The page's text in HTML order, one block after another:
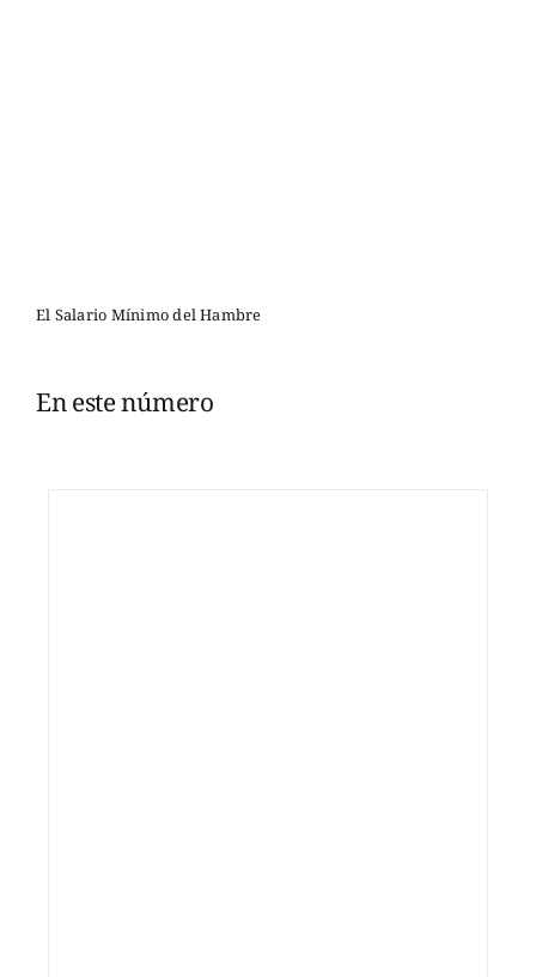
El Salario Mínimo del Hambre
En este número